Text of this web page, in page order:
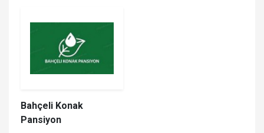
Bahçeli Konak
Pansiyon